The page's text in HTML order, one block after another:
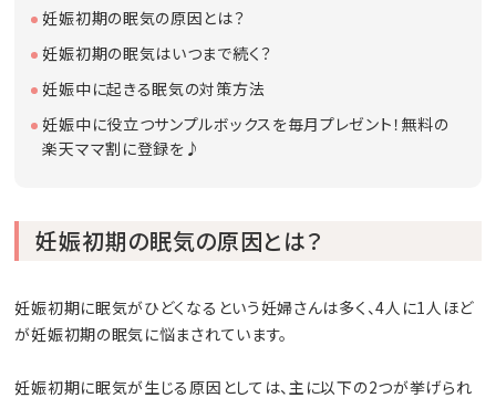
妊娠初期の眠気の原因とは？
妊娠初期の眠気はいつまで続く？
妊娠中に起きる眠気の対策方法
妊娠中に役立つサンプルボックスを毎月プレゼント！無料の
楽天ママ割に登録を♪
妊娠初期の眠気の原因とは？
妊娠初期に眠気がひどくなるという妊婦さんは多く、4人に1人ほど
が妊娠初期の眠気に悩まされています。
妊娠初期に眠気が生じる原因としては、主に以下の2つが挙げられ